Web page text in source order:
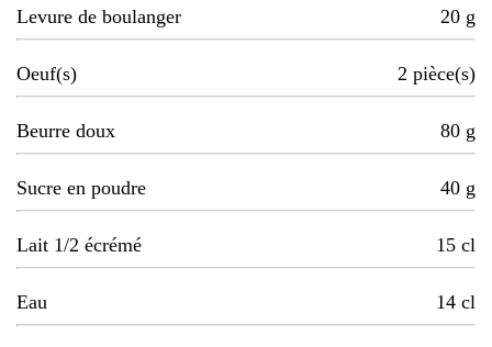
Levure de boulanger 20 g
Oeuf(s) 2 pièce(s)
Beurre doux 80 g
Sucre en poudre 40 g
Lait 1/2 écrémé 15 cl
Eau 14 cl